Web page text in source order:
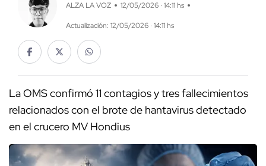
ALZA LA VOZ 12/05/2026 · 14:11 hs
Actualización: 12/05/2026 · 14:11 hs
La OMS confirmó 11 contagios y tres fallecimientos
relacionados con el brote de hantavirus detectado
en el crucero MV Hondius